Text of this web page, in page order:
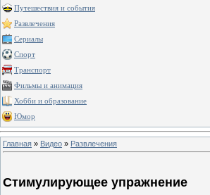
Путешествия и события
Развлечения
Сериалы
Спорт
Транспорт
Фильмы и анимация
Хобби и образование
Юмор
Главная » Видео » Развлечения
Стимулирующее упражнение